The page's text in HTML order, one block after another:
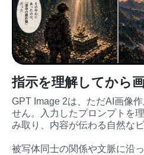
指示を理解してから
GPT Image 2は、ただAI画像
せん。入力したプロンプトを
み取り、内容が伝わる自然な
被写体同士の関係や文脈に沿